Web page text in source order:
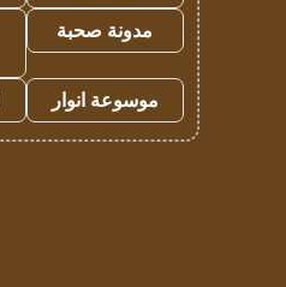
مدونة صحبة
موسوعة انوار